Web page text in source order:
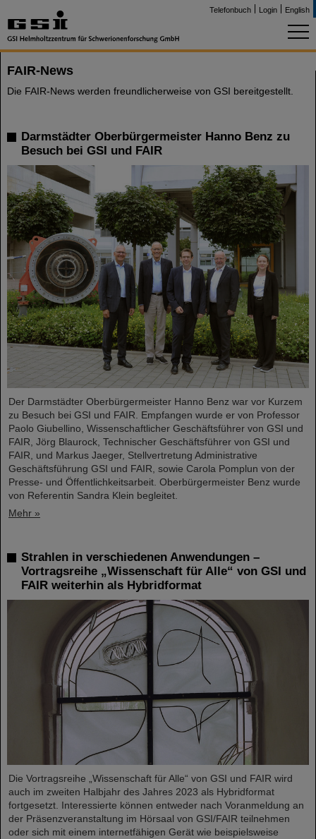
Telefonbuch Login English
FAIR-News
Die FAIR-News werden freundlicherweise von GSI bereitgestellt.
Darmstädter Oberbürgermeister Hanno Benz zu
Besuch bei GSI und FAIR
Der Darmstädter Oberbürgermeister Hanno Benz war vor Kurzem
zu Besuch bei GSI und FAIR. Empfangen wurde er von Professor
Paolo Giubellino, Wissenschaftlicher Geschäftsführer von GSI und
FAIR, Jörg Blaurock, Technischer Geschäftsführer von GSI und
FAIR, und Markus Jaeger, Stellvertretung Administrative
Geschäftsführung GSI und FAIR, sowie Carola Pomplun von der
Presse- und Öffentlichkeitsarbeit. Oberbürgermeister Benz wurde
von Referentin Sandra Klein begleitet.
Mehr »
Strahlen in verschiedenen Anwendungen –
Vortragsreihe „Wissenschaft für Alle“ von GSI und
FAIR weiterhin als Hybridformat
Die Vortragsreihe „Wissenschaft für Alle“ von GSI und FAIR wird
auch im zweiten Halbjahr des Jahres 2023 als Hybridformat
fortgesetzt. Interessierte können entweder nach Voranmeldung an
der Präsenzveranstaltung im Hörsaal von GSI/FAIR teilnehmen
oder sich mit einem internetfähigen Gerät wie beispielsweise